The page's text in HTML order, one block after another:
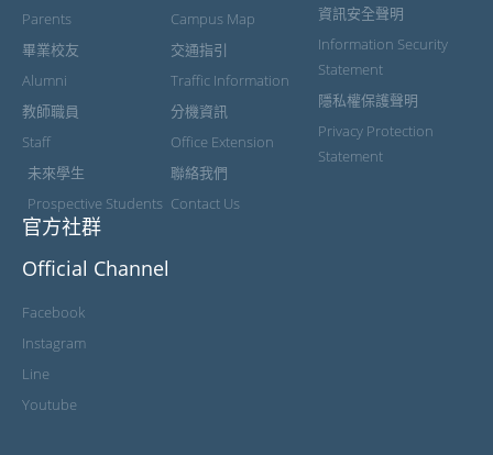
Parents
畢業校友
Alumni
教師職員
Staff
未來學生
Prospective Students
Campus Map
交通指引
Traffic Information
分機資訊
Office Extension
聯絡我們
Contact Us
資訊安全聲明
Information Security
Statement
隱私權保護聲明
Privacy Protection
Statement
官方社群
Official Channel
Facebook
Instagram
Line
Youtube